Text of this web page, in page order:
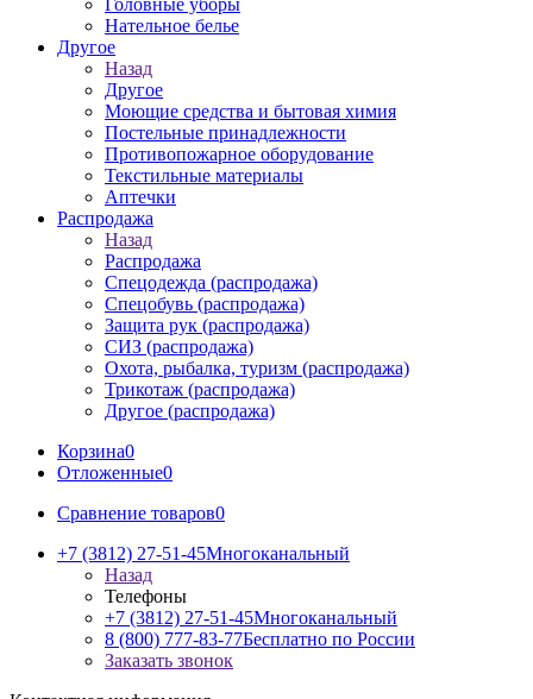
Головные уборы
Нательное белье
Другое
Назад
Другое
Моющие средства и бытовая химия
Постельные принадлежности
Противопожарное оборудование
Текстильные материалы
Аптечки
Распродажа
Назад
Распродажа
Спецодежда (распродажа)
Спецобувь (распродажа)
Защита рук (распродажа)
СИЗ (распродажа)
Охота, рыбалка, туризм (распродажа)
Трикотаж (распродажа)
Другое (распродажа)
Корзина0
Отложенные0
Сравнение товаров0
+7 (3812) 27-51-45Многоканальный
Назад
Телефоны
+7 (3812) 27-51-45Многоканальный
8 (800) 777-83-77Бесплатно по России
Заказать звонок